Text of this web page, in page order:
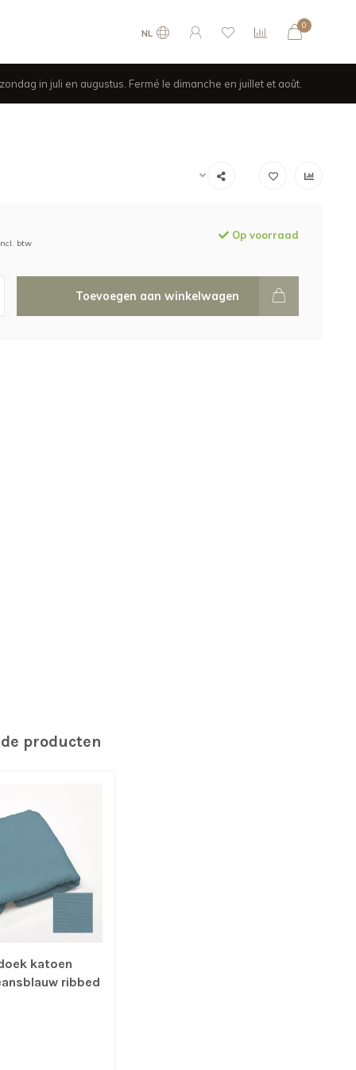
NL
0
in juli en augustus. Fermé le dimanche en juillet et août.
btw
Op voorraad
Toevoegen aan winkelwagen
producten
katoen
ribbed